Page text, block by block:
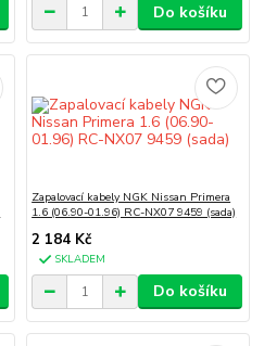
Do košíku
Zapalovací kabely NGK Nissan Primera
1.6 (06.90-01.96) RC-NX07 9459 (sada)
2 184 Kč
SKLADEM
Do košíku